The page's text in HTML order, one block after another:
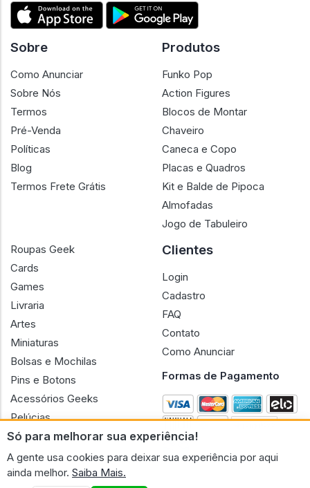
Só para melhorar sua experiência!
A gente usa cookies para deixar sua experiência por aqui
ainda melhor. Saiba Mais.
Sobre
Como Anunciar
Sobre Nós
Termos
Pré-Venda
Políticas
Blog
Termos Frete Grátis
Produtos
Funko Pop
Action Figures
Blocos de Montar
Chaveiro
Caneca e Copo
Placas e Quadros
Kit e Balde de Pipoca
Almofadas
Jogo de Tabuleiro
Roupas Geek
Cards
Games
Livraria
Artes
Miniaturas
Bolsas e Mochilas
Pins e Botons
Acessórios Geeks
Pelúcias
Bonecas
Clientes
Login
Cadastro
FAQ
Contato
Como Anunciar
Formas de Pagamento